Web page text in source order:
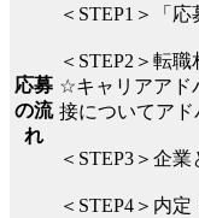
応募
の流
れ
＜STEP1＞「
＜STEP2＞転職
☆キャリアアド
接についてアド
＜STEP3＞企
＜STEP4＞内定